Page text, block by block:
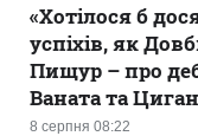
8 серпня 08:22
«Хотілося б
успіхів, як
Пищур – про
Ваната та